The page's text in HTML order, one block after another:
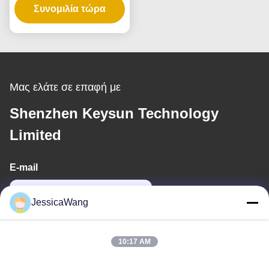
πολλαπλές τάσεις
εξόδου
Συνομιλία τώρα
Μας ελάτε σε επαφή με
Shenzhen Keysun Technology
Limited
E-mail
JessicaWang
10:17 AM